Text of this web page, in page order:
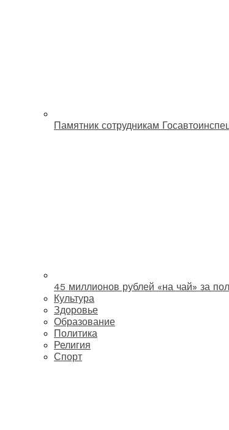
Памятник сотрудникам
45 миллионов рублей «на чай» за
Культура
Здоровье
Образование
Политика
Религия
Спорт